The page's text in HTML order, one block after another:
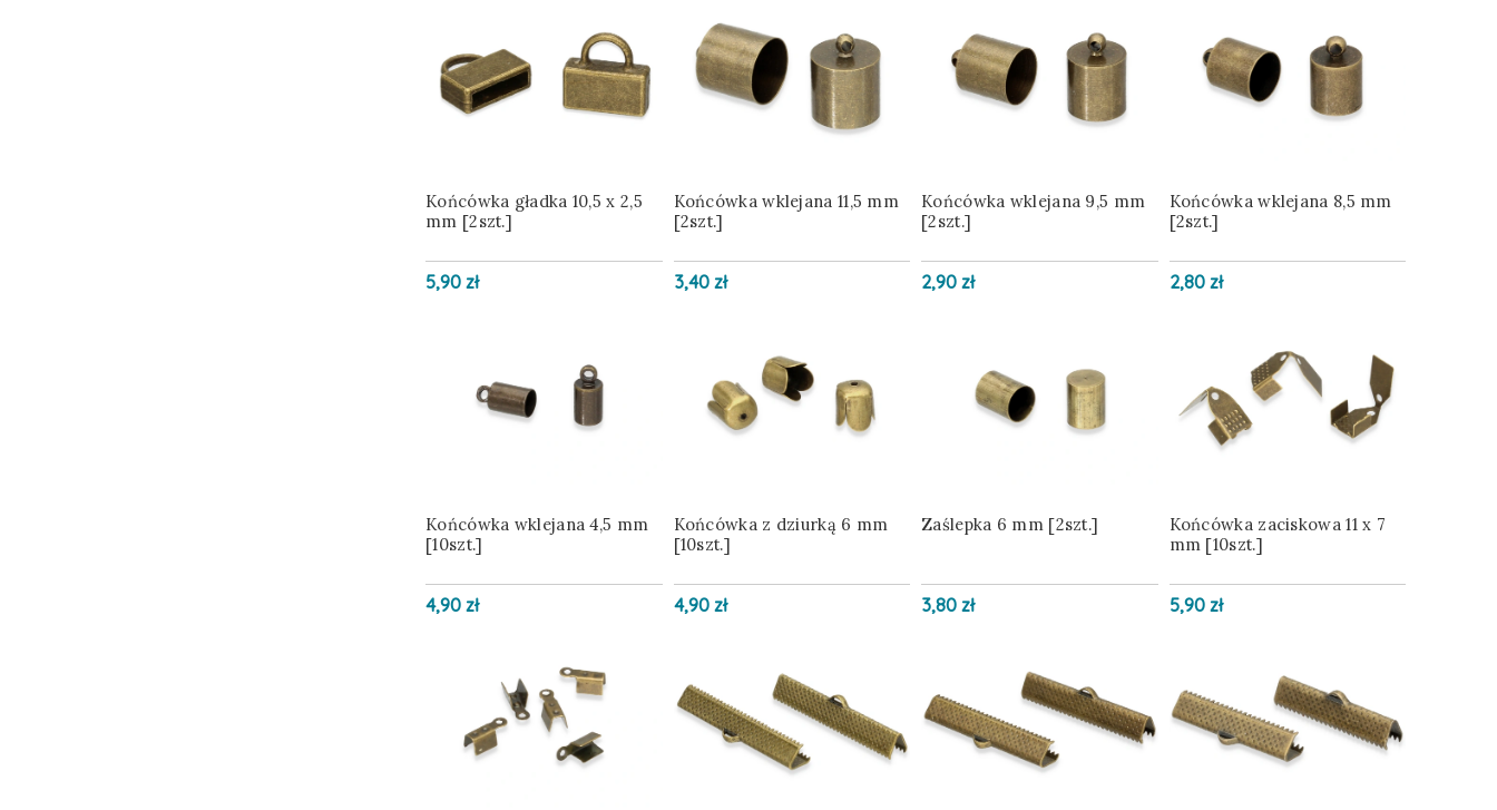
Końcówka gładka 10,5 x 2,5
mm [2szt.]
5,90 zł
Końcówka wklejana 11,5 mm
[2szt.]
3,40 zł
Końcówka wklejana 9,5 mm
[2szt.]
2,90 zł
Końcówka wklejana 8,5 mm
[2szt.]
2,80 zł
Końcówka wklejana 4,5 mm
[10szt.]
4,90 zł
Końcówka z dziurką 6 mm
[10szt.]
4,90 zł
Zaślepka 6 mm [2szt.]
3,80 zł
Końcówka zaciskowa 11 x 7
mm [10szt.]
5,90 zł